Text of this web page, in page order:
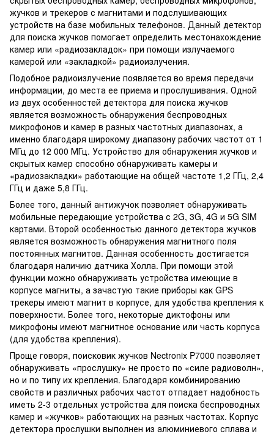
жучков и трекеров с магнитами и подслушивающих
устройств на базе мобильных телефонов. Данный детектор
для поиска жучков помогает определить местонахождение
камер или «радиозакладок» при помощи излучаемого
камерой или «закладкой» радиоизлучения.
Подобное радиоизлучение появляется во время передачи
информации, до места ее приема и прослушивания. Одной
из двух особенностей детектора для поиска жучков
является возможность обнаружения беспроводных
микрофонов и камер в разных частотных диапазонах, а
именно благодаря широкому диапазону рабочих частот от 1
МГц до 12 000 МГц. Устройство для обнаружения жучков и
скрытых камер способно обнаруживать камеры и
«радиозакладки» работающие на общей частоте 1,2 ГГц, 2,4
ГГц и даже 5,8 ГГц.
Более того, данный антижучок позволяет обнаруживать
мобильные передающие устройства с 2G, 3G, 4G и 5G SIM
картами. Второй особенностью данного детектора жучков
является возможность обнаружения магнитного поля
постоянных магнитов. Данная особенность достигается
благодаря наличию датчика Холла. При помощи этой
функции можно обнаруживать устройства имеющие в
корпусе магниты, а зачастую такие приборы как GPS
трекеры имеют магнит в корпусе, для удобства крепления к
поверхности. Более того, некоторые диктофоны или
микрофоны имеют магнитное основание или часть корпуса
(для удобства крепления).
Проще говоря, поисковик жучков Nectronix P7000 позволяет
обнаруживать «прослушку» не просто по «силе радиоволн»,
но и по типу их крепления. Благодаря комбинированию
свойств и различных рабочих частот отпадает надобность
иметь 2-3 отдельных устройства для поиска беспроводных
камер и «жучков» работающих на разных частотах. Корпус
детектора прослушки выполнен из алюминиевого сплава и